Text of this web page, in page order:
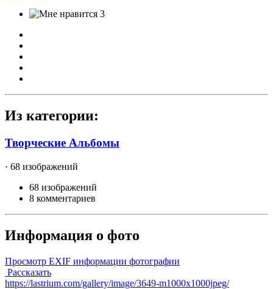
3
Из категории:
Творческие Альбомы
· 68 изображений
68 изображений
8 комментариев
Информация о фото
Просмотр EXIF информации фотографии
Рассказать
https://lastrium.com/gallery/image/3649-m1000x1000jpeg/